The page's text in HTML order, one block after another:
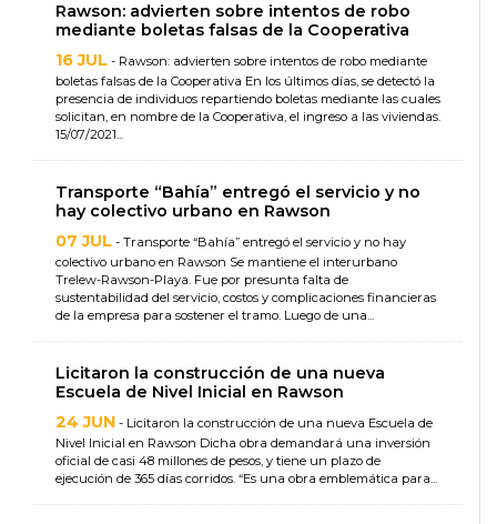
Rawson: advierten sobre intentos de robo
mediante boletas falsas de la Cooperativa
16 JUL - Rawson: advierten sobre intentos de robo mediante
boletas falsas de la Cooperativa En los últimos días, se detectó la
presencia de individuos repartiendo boletas mediante las cuales
solicitan, en nombre de la Cooperativa, el ingreso a las viviendas.
15/07/2021...
Transporte “Bahía” entregó el servicio y no
hay colectivo urbano en Rawson
07 JUL - Transporte “Bahía” entregó el servicio y no hay
colectivo urbano en Rawson Se mantiene el interurbano
Trelew-Rawson-Playa. Fue por presunta falta de
sustentabilidad del servicio, costos y complicaciones financieras
de la empresa para sostener el tramo. Luego de una...
Licitaron la construcción de una nueva
Escuela de Nivel Inicial en Rawson
24 JUN - Licitaron la construcción de una nueva Escuela de
Nivel Inicial en Rawson Dicha obra demandará una inversión
oficial de casi 48 millones de pesos, y tiene un plazo de
ejecución de 365 días corridos. “Es una obra emblemática para...